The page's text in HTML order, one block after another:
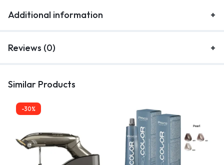
Additional information
Reviews (0)
Similar Products
-30%